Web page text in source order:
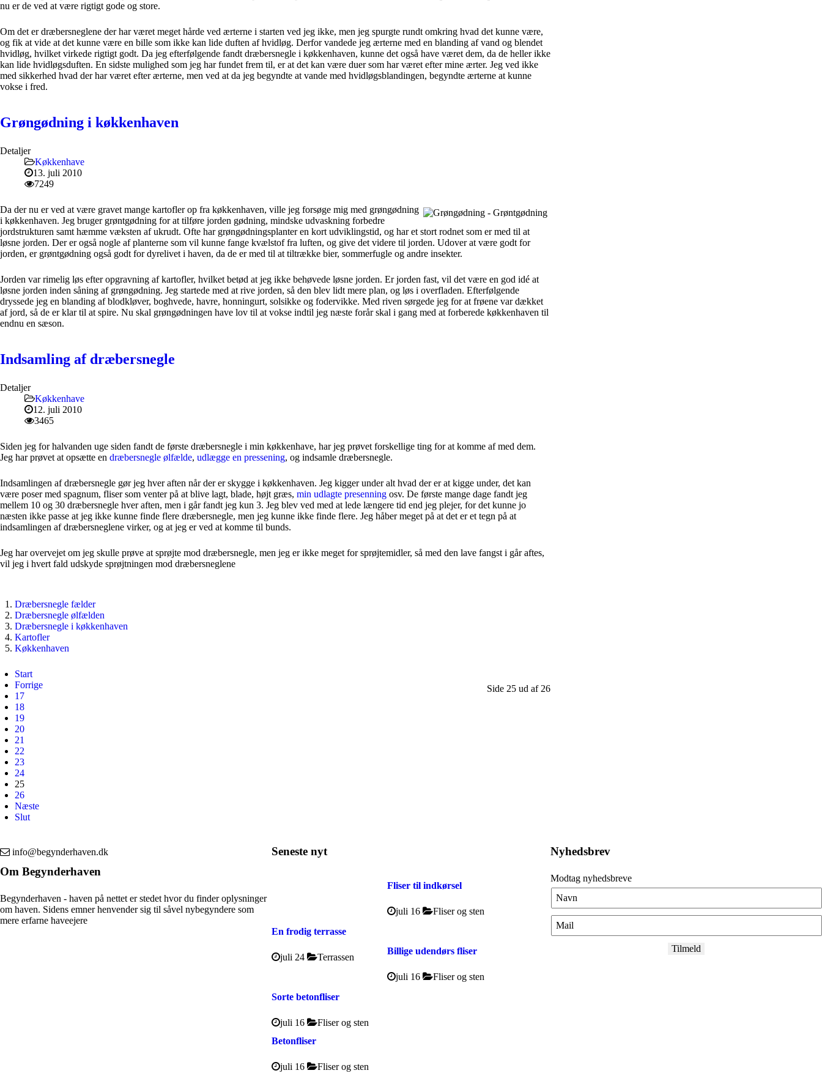
nu er de ved at være rigtigt gode og store.
Om det er dræbersneglene der har været meget hårde ved ærterne i starten ved jeg ikke, men jeg spurgte rundt omkring hvad det kunne være,
og fik at vide at det kunne være en bille som ikke kan lide duften af hvidløg. Derfor vandede jeg ærterne med en blanding af vand og blendet
hvidløg, hvilket virkede rigtigt godt. Da jeg efterfølgende fandt dræbersnegle i køkkenhaven, kunne det også have været dem, da de heller ikke
kan lide hvidløgsduften. En sidste mulighed som jeg har fundet frem til, er at det kan være duer som har været efter mine ærter. Jeg ved ikke
med sikkerhed hvad der har været efter ærterne, men ved at da jeg begyndte at vande med hvidløgsblandingen, begyndte ærterne at kunne
vokse i fred.
Grøngødning i køkkenhaven
Detaljer
Køkkenhave
13. juli 2010
7249
Da der nu er ved at være gravet mange kartofler op fra køkkenhaven, ville jeg forsøge mig med grøngødning
i køkkenhaven. Jeg bruger grøntgødning for at tilføre jorden gødning, mindske udvaskning forbedre
jordstrukturen samt hæmme væksten af ukrudt. Ofte har grøngødningsplanter en kort udviklingstid, og har et stort rodnet som er med til at
løsne jorden. Der er også nogle af planterne som vil kunne fange kvælstof fra luften, og give det videre til jorden. Udover at være godt for
jorden, er grøntgødning også godt for dyrelivet i haven, da de er med til at tiltrække bier, sommerfugle og andre insekter.
Jorden var rimelig løs efter opgravning af kartofler, hvilket betød at jeg ikke behøvede løsne jorden. Er jorden fast, vil det være en god idé at
løsne jorden inden såning af grøngødning. Jeg startede med at rive jorden, så den blev lidt mere plan, og løs i overfladen. Efterfølgende
dryssede jeg en blanding af blodkløver, boghvede, havre, honningurt, solsikke og fodervikke. Med riven sørgede jeg for at frøene var dækket
af jord, så de er klar til at spire. Nu skal grøngødningen have lov til at vokse indtil jeg næste forår skal i gang med at forberede køkkenhaven til
endnu en sæson.
Indsamling af dræbersnegle
Detaljer
Køkkenhave
12. juli 2010
3465
Siden jeg for halvanden uge siden fandt de første dræbersnegle i min køkkenhave, har jeg prøvet forskellige ting for at komme af med dem.
Jeg har prøvet at opsætte en dræbersnegle ølfælde, udlægge en pressening, og indsamle dræbersnegle.
Indsamlingen af dræbersnegle gør jeg hver aften når der er skygge i køkkenhaven. Jeg kigger under alt hvad der er at kigge under, det kan
være poser med spagnum, fliser som venter på at blive lagt, blade, højt græs, min udlagte presenning osv. De første mange dage fandt jeg
mellem 10 og 30 dræbersnegle hver aften, men i går fandt jeg kun 3. Jeg blev ved med at lede længere tid end jeg plejer, for det kunne jo
næsten ikke passe at jeg ikke kunne finde flere dræbersnegle, men jeg kunne ikke finde flere. Jeg håber meget på at det er et tegn på at
indsamlingen af dræbersneglene virker, og at jeg er ved at komme til bunds.
Jeg har overvejet om jeg skulle prøve at sprøjte mod dræbersnegle, men jeg er ikke meget for sprøjtemidler, så med den lave fangst i går aftes,
vil jeg i hvert fald udskyde sprøjtningen mod dræbersneglene
Dræbersnegle fælder
Dræbersnegle ølfælden
Dræbersnegle i køkkenhaven
Kartofler
Køkkenhaven
Side 25 ud af 26
Start
Forrige
17
18
19
20
21
22
23
24
25
26
Næste
Slut
info@begynderhaven.dk
Om Begynderhaven
Begynderhaven - haven på nettet er stedet hvor du finder oplysninger
om haven. Sidens emner henvender sig til såvel nybegyndere som
mere erfarne haveejere
Seneste nyt
En frodig terrasse
juli 24 Terrassen
Sorte betonfliser
juli 16 Fliser og sten
Fliser til indkørsel
juli 16 Fliser og sten
Billige udendørs fliser
juli 16 Fliser og sten
Betonfliser
juli 16 Fliser og sten
Nyhedsbrev
Modtag nyhedsbreve